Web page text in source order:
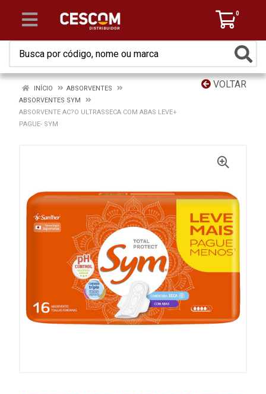
0
VOLTAR
INÍCIO
ABSORVENTES
ABSORVENTES SYM
ABSORVENTE AC?O ULTRASSECA COM ABAS LEVE+
PAGUE- SYM